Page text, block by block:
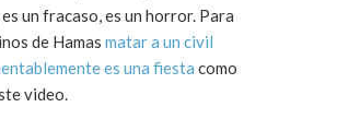
un fracaso, es un horror. Para
de Hamas matar a un civil
es una fiesta como
video.